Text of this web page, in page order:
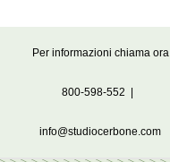
Per informazioni chiama ora
800-598-552
info@studiocerbone.com